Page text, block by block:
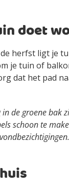
doet
herfst ligt je
je tuin of
dat het pad
de groene bak
schoon te